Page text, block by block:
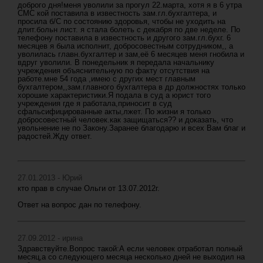
доброго дня!меня уволили за прогул 22.марта, хотя я в 6 утра
СМС кой поставила в известность зам.гл.бухгалтера, и
просила б/С по состоянию здоровья, чтобы не уходить на
длит.больн лист. я стала болеть с декабря по две неделе. По
телефону поставила в известность и другого зам.гл.бухг. 6
месяцев я была исполнит, добросовестным сотрудником,, а
уволилась главн.бухгалтер и зам,её 6 месяцев меня гнобила и
вдруг уволили. В понедельник я передала начальнику
учреждения объяснительную по факту отсутствия на
работе.мне 54 года ,имею с других мест главным
бухгалтером,,зам.главного бухгалтера в др должностях только
хорошие характеристики.Я подала в суд а юрист того
учреждения где я работала,приносит в суд
сфальсифицированные акты,лжет. По жизни я только
добросовестный человек.как защищаться?? и доказать, что
увольнение не по Закону.Заранее благодарю и всех Вам благ и
радостей.Жду ответ.
27.01.2013 - Юрий
кто прав в случае Ольги от 13.07.2012г.
Ответ на вопрос дан по телефону.
27.09.2012 - ирина
Здравствуйте.Вопрос такой:А если человек отработал полный
месяц,а со следующего месяца несколько дней не выходил на